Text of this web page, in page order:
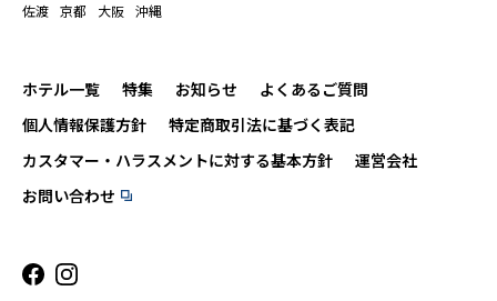
佐渡 京都 大阪 沖縄
ホテル一覧 特集 お知らせ
よくあるご質問
個人情報保護方針
特定商取引法に基づく表記
カスタマー・ハラスメントに対する基本方針
運営会社
お問い合わせ